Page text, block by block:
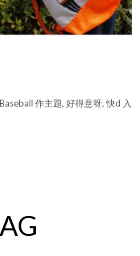
作主題, 好得意呀, 快d 入